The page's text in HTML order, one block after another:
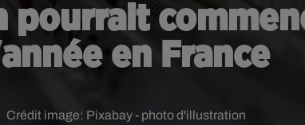
pourrait
en France
Crédit image: Pixabay - photo d'illustration